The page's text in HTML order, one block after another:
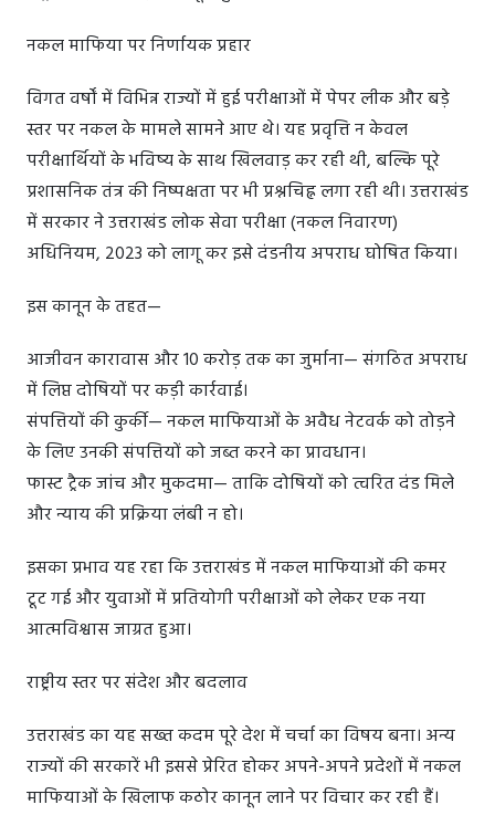
नकल माफिया पर निर्णायक प्रहार
विगत वर्षों में विभिन्न राज्यों में हुई परीक्षाओं में पेपर लीक और बड़े
स्तर पर नकल के मामले सामने आए थे। यह प्रवृत्ति न केवल
परीक्षार्थियों के भविष्य के साथ खिलवाड़ कर रही थी, बल्कि पूरे
प्रशासनिक तंत्र की निष्पक्षता पर भी प्रश्नचिह्न लगा रही थी। उत्तराखंड
में सरकार ने उत्तराखंड लोक सेवा परीक्षा (नकल निवारण)
अधिनियम, 2023 को लागू कर इसे दंडनीय अपराध घोषित किया।
इस कानून के तहत—
आजीवन कारावास और 10 करोड़ तक का जुर्माना— संगठित अपराध
में लिप्त दोषियों पर कड़ी कार्रवाई।
संपत्तियों की कुर्की— नकल माफियाओं के अवैध नेटवर्क को तोड़ने
के लिए उनकी संपत्तियों को जब्त करने का प्रावधान।
फास्ट ट्रैक जांच और मुकदमा— ताकि दोषियों को त्वरित दंड मिले
और न्याय की प्रक्रिया लंबी न हो।
इसका प्रभाव यह रहा कि उत्तराखंड में नकल माफियाओं की कमर
टूट गई और युवाओं में प्रतियोगी परीक्षाओं को लेकर एक नया
आत्मविश्वास जाग्रत हुआ।
राष्ट्रीय स्तर पर संदेश और बदलाव
उत्तराखंड का यह सख्त कदम पूरे देश में चर्चा का विषय बना। अन्य
राज्यों की सरकारें भी इससे प्रेरित होकर अपने-अपने प्रदेशों में नकल
माफियाओं के खिलाफ कठोर कानून लाने पर विचार कर रही हैं।